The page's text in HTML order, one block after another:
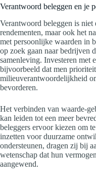
Verantwoord beleggen en je
Verantwoord beleggen is
rendementen, maar ook het
met persoonlijke waarden in
op zoek gaan naar bedrijven
samenleving. Investeren met
bijvoorbeeld dat men
milieuverantwoordelijkheid
bevorderen.
Het verbinden van waarde-
kan leiden tot een meer
beleggers ervoor kiezen om
inzetten voor duurzame
ondersteunen, dragen zij bij
wetenschap dat hun
aangewend.